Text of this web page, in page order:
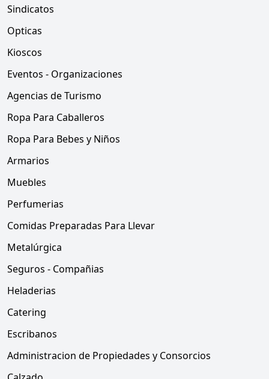
Sindicatos
Opticas
Kioscos
Eventos - Organizaciones
Agencias de Turismo
Ropa Para Caballeros
Ropa Para Bebes y Niños
Armarios
Muebles
Perfumerias
Comidas Preparadas Para Llevar
Metalúrgica
Seguros - Compañias
Heladerias
Catering
Escribanos
Administracion de Propiedades y Consorcios